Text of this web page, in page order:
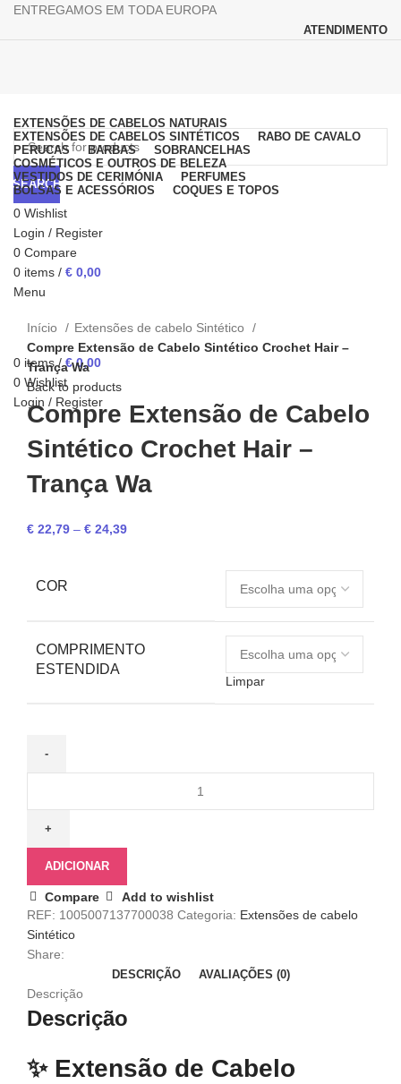
ENTREGAMOS EM TODA EUROPA
ATENDIMENTO
SEARCH
0 Wishlist
Login / Register
0 Compare
0 items / € 0,00
Menu
0 items / €0,00
0 Wishlist
Login / Register
EXTENSÕES DE CABELOS NATURAIS
EXTENSÕES DE CABELOS SINTÉTICOS
RABO DE CAVALO
PERUCAS
BARBAS
SOBRANCELHAS
COSMÉTICOS E OUTROS DE BELEZA
VESTIDOS DE CERIMÓNIA
PERFUMES
BOLSAS E ACESSÓRIOS
COQUES E TOPOS
Início
Extensões de cabelo Sintético
Compre Extensão de Cabelo Sintético Crochet Hair –
Trança Wa
Back to products
Compre Extensão de Cabelo
Sintético Crochet Hair –
Trança Wa
€ 22,79 – € 24,39
COR
COMPRIMENTO
ESTENDIDA
Limpar
ADICIONAR
Compare
Add to wishlist
REF: 1005007137700038 Categoria: Extensões de cabelo
Sintético
Share:
DESCRIÇÃO AVALIAÇÕES (0)
Descrição
Descrição
✨ Extensão de Cabelo